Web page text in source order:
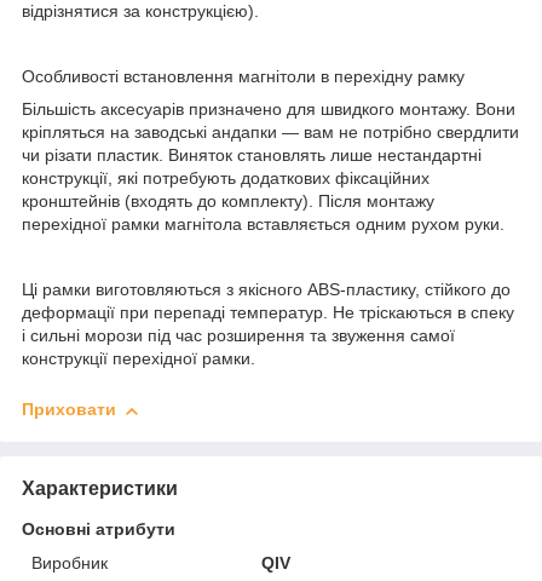
відрізнятися за конструкцією).
Особливості встановлення магнітоли в перехідну рамку
Більшість аксесуарів призначено для швидкого монтажу. Вони
кріпляться на заводські андапки — вам не потрібно свердлити
чи різати пластик. Виняток становлять лише нестандартні
конструкції, які потребують додаткових фіксаційних
кронштейнів (входять до комплекту). Після монтажу
перехідної рамки магнітола вставляється одним рухом руки.
Ці рамки виготовляються з якісного ABS-пластику, стійкого до
деформації при перепаді температур. Не тріскаються в спеку
і сильні морози під час розширення та звуження самої
конструкції перехідної рамки.
Приховати
Характеристики
Основні атрибути
Виробник
QIV